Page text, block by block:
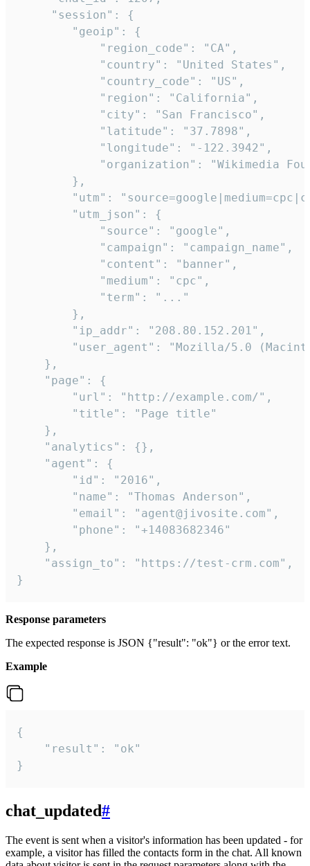
     "session": {
        "geoip": {
            "region_code": "CA",
            "country": "United States",
            "country_code": "US",
            "region": "California",
            "city": "San Francisco",
            "latitude": "37.7898",
            "longitude": "-122.3942",
"organization": "Wikimedia
        },
"utm":
        "utm_json": {
            "source": "google",
            "campaign": "campaign_name",
            "content": "banner",
            "medium": "cpc",
            "term": "..."
        },
        "ip_addr": "208.80.152.201",
"user_agent": "Mozilla/5.0
    },
    "page": {
        "url": "http://example.com/",
        "title": "Page title"
    },
    "analytics": {},
    "agent": {
        "id": "2016",
        "name": "Thomas Anderson",
        "email": "agent@jivosite.com",
        "phone": "+14083682346"
    },
    "assign_to": "https://test-crm.com",
}
Response parameters
The expected response is JSON {"result": "ok"} or the error text.
Example
{
    "result": "ok"
}
chat_updated#
The event is sent when a visitor's information has been updated - for
example, a visitor has filled the contacts form in the chat. All known